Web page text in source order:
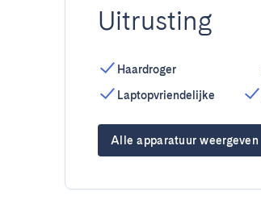
Uitrusting
Haardroger
Laptopvriendelijke
Alle apparatuur weergeven